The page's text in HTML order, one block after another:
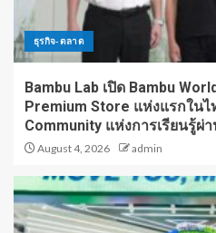
ธุรกิจ-ตลาด
Bambu Lab เปิด Bambu
Premium Store แห่งแรกในไ
Community แห่งการเรียนรู้ผ่
August 4, 2026 admin